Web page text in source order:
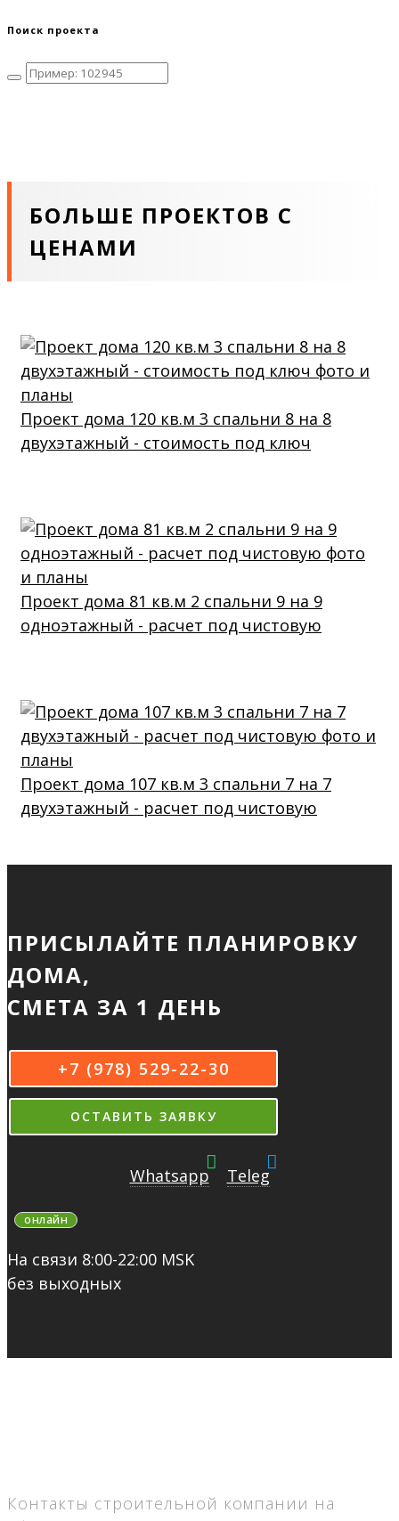
Поиск проекта
БОЛЬШЕ ПРОЕКТОВ С
ЦЕНАМИ
Проект дома 120 кв.м 3 спальни 8 на 8
двухэтажный - стоимость под ключ
Проект дома 81 кв.м 2 спальни 9 на 9
одноэтажный - расчет под чистовую
Проект дома 107 кв.м 3 спальни 7 на 7
двухэтажный - расчет под чистовую
ПРИСЫЛАЙТЕ ПЛАНИРОВКУ
ДОМА,
СМЕТА ЗА 1 ДЕНЬ
+7 (978) 529-22-30
ОСТАВИТЬ ЗАЯВКУ
Whatsapp Teleg
онлайн
На связи 8:00-22:00 MSK
без выходных
Контакты строительной компании на